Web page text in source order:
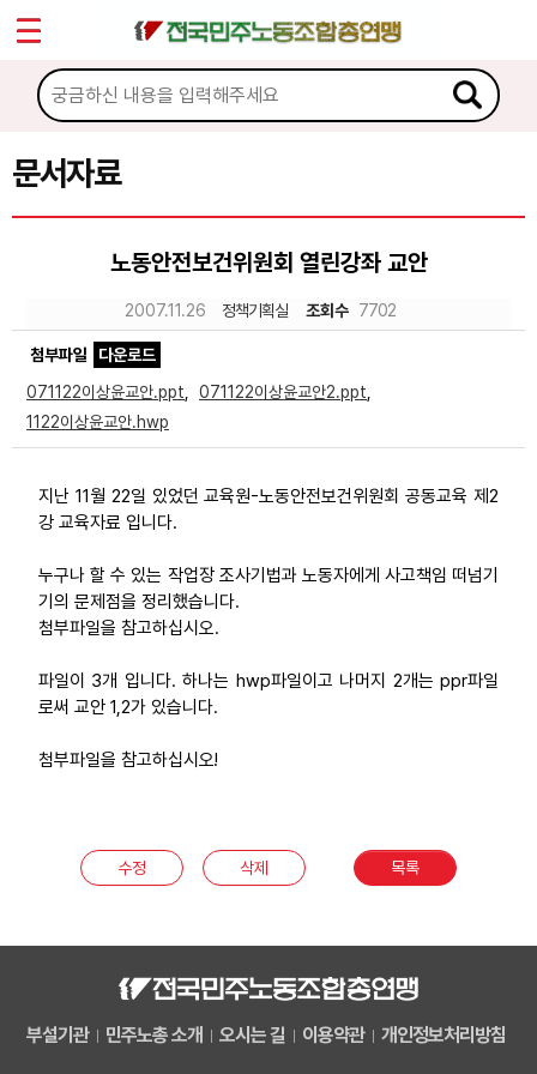
문서자료
노동안전보건위원회 열린강좌 교안
2007.11.26 정책기획실 조회수 7702
첨부파일
다운로드
071122이상윤교안.ppt
071122이상윤교안2.ppt
1122이상윤교안.hwp
지난 11월 22일 있었던 교육원-노동안전보건위원회 공동교육 제2
강 교육자료 입니다.
누구나 할 수 있는 작업장 조사기법과 노동자에게 사고책임 떠넘기
기의 문제점을 정리했습니다.
첨부파일을 참고하십시오.
파일이 3개 입니다. 하나는 hwp파일이고 나머지 2개는 ppr파일
로써 교안 1,2가 있습니다.
첨부파일을 참고하십시오!
수정 삭제 목록
부설기관 민주노총 소개 오시는 길 이용약관 개인정보처리방침
마이페이지
소개
소식
문서자료
이미지자료
미디어자료
카드뉴스
부설기관
업무
Sketchbook5, 스케치북5
Sketchbook5, 스케치북5